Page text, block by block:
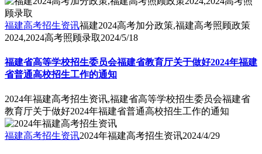
福建高考招生资讯福建2024高考加分政策,福建高考照顾政策
2024,2024高考照顾录取2024/5/18
福建省高等学校招生委员会福建省教育厅关于做好2024年福建
省普通高校招生工作的通知
2024年福建高考招生资讯,福建省高等学校招生委员会福建省
教育厅关于做好2024年福建省普通高校招生工作的通知
福建高考招生资讯2024年福建高考招生资讯2024/4/29